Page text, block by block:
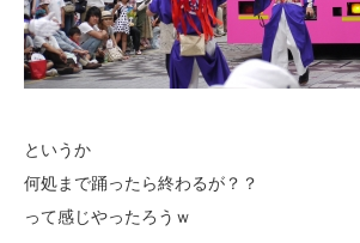
というか
何処まで踊ったら終わるが？？
って感じやったろうｗ